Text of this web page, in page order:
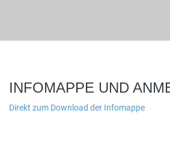
INFOMAPPE UND
Direkt zum Download der Infomappe